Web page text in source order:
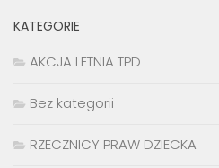
KATEGORIE
AKCJA LETNIA TPD
Bez kategorii
RZECZNICY PRAW DZIECKA